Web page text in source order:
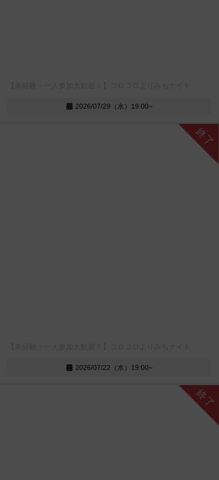
2026/07/29（水）19:00~
終了
2026/07/22（水）19:00~
終了